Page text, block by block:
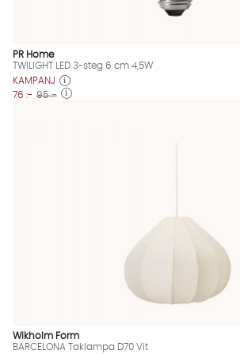
PR Home
TWILIGHT LED 3-steg 6 cm 4,5W
KAMPANJ
76 :- 95 :-
Wikholm Form
BARCELONA Taklampa D70 Vit